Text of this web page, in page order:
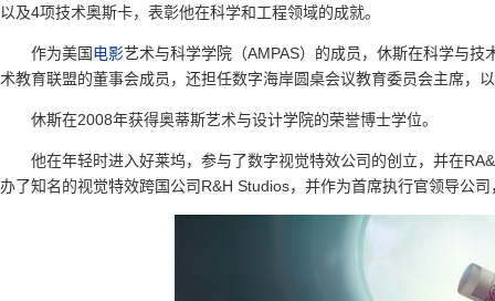
以及4项技术奥斯卡，表彰他在科学和工程领域的成就。
作为美国电影艺术与科学学院（AMPAS）的成员，休斯在科学与
术教育联盟的董事会成员，还担任数字海岸圆桌会议教育委员会主席，
休斯在2008年获得奥蒂斯艺术与设计学院的荣誉博士学位。
他在年轻时进入好莱坞，参与了数字视觉特效公司的创立，并在
办了知名的视觉特效跨国公司R&H Studios，并作为首席执行官领导公